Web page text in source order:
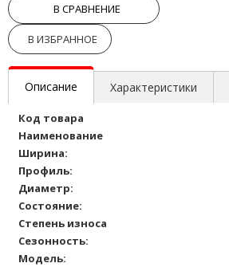
В СРАВНЕНИЕ
В ИЗБРАННОЕ
Описание Характеристики
Код товара
Наименование
Ширина:
Профиль:
Диаметр:
Состояние:
Степень износа
Сезонность:
Модель: